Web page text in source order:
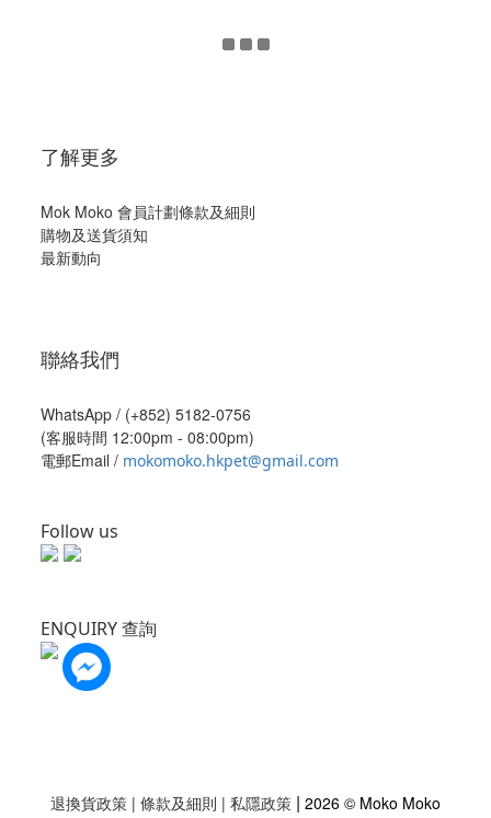
了解更多
Mok Moko 會員計劃條款及細則
購物及送貨須知
最新動向
聯絡我們
WhatsApp / (+852) 5182-0756
(客服時間 12:00pm - 08:00pm)
電郵Email / mokomoko.hkpet@gmail.com
Follow us
ENQUIRY 查詢
退換貨政策 | 條款及細則 | 私隱政策 | 2026 © Moko Moko